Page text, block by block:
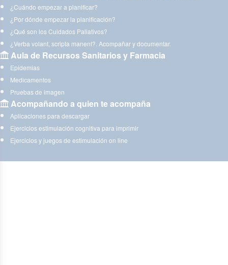
¿Cuándo empezar a planificar?
¿Por dónde empezar la planificación?
¿Qué son los Cuidados Paliativos?
¿Verba volant, scripta manent?. Acompañar y documentar.
Aula de Recursos Sanitarios y Farmacia
Epidemias
Medicamentos
Pruebas de imagen
Acompañando a quien te acompaña
Aplicaciones para descargar
Ejercicios estimulación cognitiva para imprimir
Ejercicios y juegos de estimulación on line